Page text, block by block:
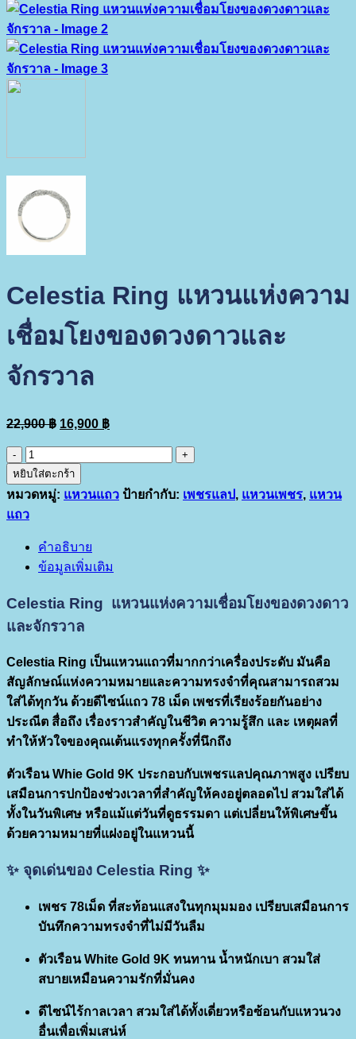
Celestia Ring แหวนแห่งความ
เชื่อมโยงของดวงดาวและ
จักรวาล
22,900฿ Original
price
was:
22,900 ฿.
16,900 ฿Current
price
is:
16,900 ฿.
จำนวน
Celestia
Ring
แหวน
แห่ง
ความ
เชื่อม
ของ
ดวงดาว
จักรวาล
ชิ้น
หยิบใส่ตะกร้า
หมวดหมู่: แหวนแถว ป้ายกำกับ: เพชรแลป, แหวนเพชร, แหวน
แถว
คำอธิบาย
ข้อมูลเพิ่มเติม
Celestia Ring แหวนแห่งความเชื่อมโยงของดวงดาว
และจักรวาล
Celestia Ring เป็นแหวนแถวที่มากกว่าเครื่องประดับ มันคือ
สัญลักษณ์แห่งความหมายและความทรงจำที่คุณสามารถสวม
ใส่ได้ทุกวัน ด้วยดีไซน์แถว 78 เม็ด เพชรที่เรียงร้อยกันอย่าง
ประณีต สื่อถึง เรื่องราวสำคัญในชีวิต ความรู้สึก และ เหตุผลที่
ทำให้หัวใจของคุณเต้นแรงทุกครั้งที่นึกถึง
ตัวเรือน Whie Gold 9K ประกอบกับเพชรแลปคุณภาพสูง เปรียบ
เสมือนการปกป้องช่วงเวลาที่สำคัญให้คงอยู่ตลอดไป สวมใส่ได้
ทั้งในวันพิเศษ หรือแม้แต่วันที่ดูธรรมดา แต่เปลี่ยนให้พิเศษขึ้น
ด้วยความหมายที่แฝงอยู่ในแหวนนี้
✨ จุดเด่นของ Celestia Ring ✨
เพชร 78เม็ด ที่สะท้อนแสงในทุกมุมมอง เปรียบเสมือนการ
บันทึกความทรงจำที่ไม่มีวันลืม
ตัวเรือน White Gold 9K ทนทาน น้ำหนักเบา สวมใส่
สบายเหมือนความรักที่มั่นคง
ดีไซน์ไร้กาลเวลา สวมใส่ได้ทั้งเดี่ยวหรือซ้อนกับแหวนวง
อื่นเพื่อเพิ่มเสน่ห์